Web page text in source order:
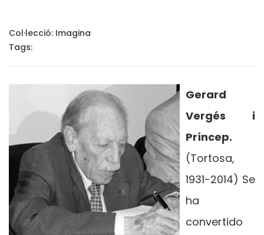
Col·lecció: Imagina
Tags:
Gerard
Vergés i
Príncep.
(Tortosa,
1931-2014) Se
ha
convertido